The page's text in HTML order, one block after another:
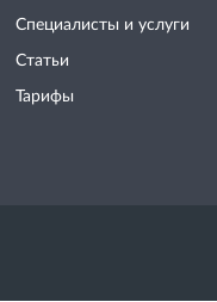
Специалисты и услуги
Статьи
Тарифы